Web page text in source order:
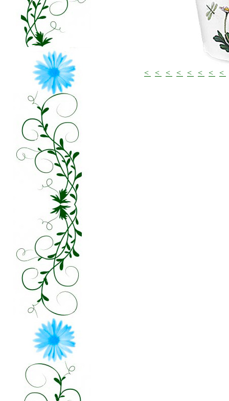
< < < < < < < <